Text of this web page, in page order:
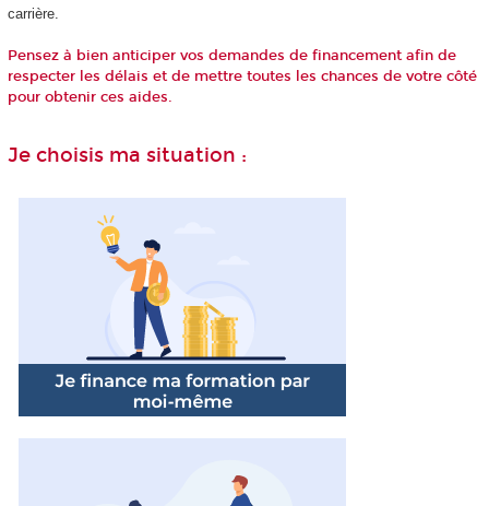
carrière.
Pensez à bien anticiper vos demandes de financement afin de
respecter les délais et de mettre toutes les chances de votre côté
pour obtenir ces aides.
Je choisis ma situation :